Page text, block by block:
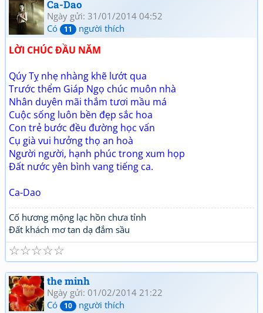
Ca-Dao
Ngày gửi: 31/01/2014 04:52
Có
11 người thích
LỜI CHÚC ĐẦU NĂM
Qúy Tỵ nhẹ nhàng khẽ lướt qua
Trước thểm Giáp Ngọ chúc muôn nhà
Nhân duyên mãi thắm tươi mầu má
Cuộc sống luôn bền đẹp sắc hoa
Con trẻ bước đều đường học vấn
Cụ già vui hưởng thọ an hoà
Người người, hạnh phúc trong xum họp
Đất nước yên bình vang tiếng ca.
Ca-Dao
Cố hương mộng lạc hồn chưa tỉnh
Đất khách mơ tan dạ đắm sầu
☆
☆
☆
☆
☆
the minh
Ngày gửi: 01/02/2014 21:22
Có
10 người thích